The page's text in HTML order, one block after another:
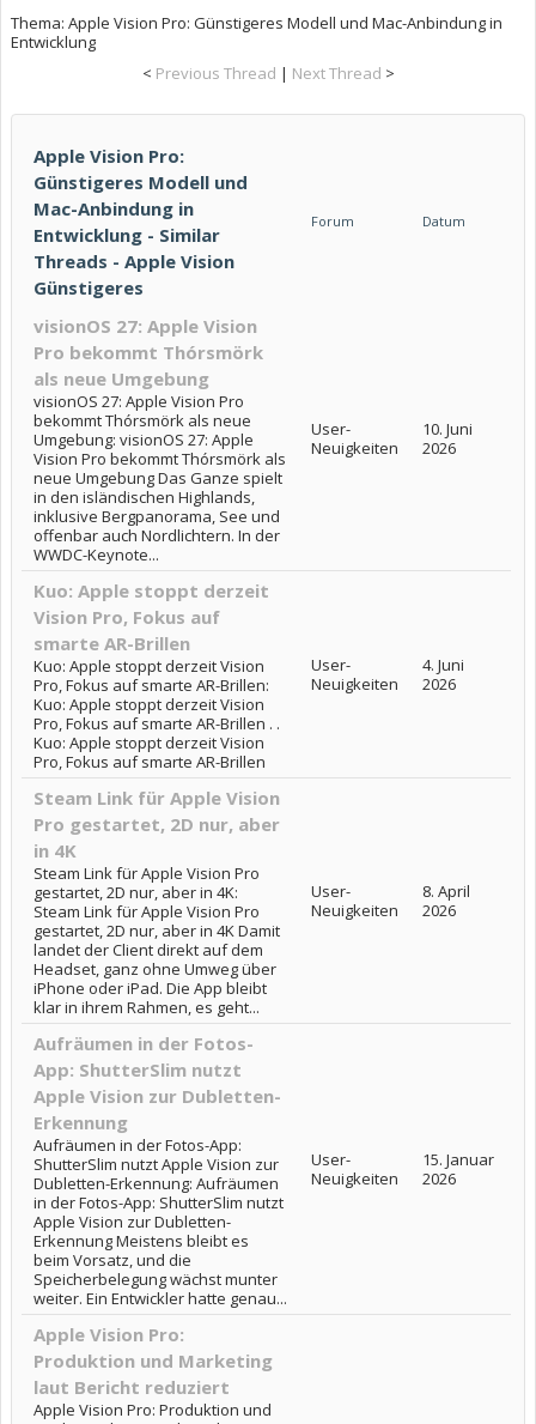
Thema: Apple Vision Pro: Günstigeres Modell und Mac-Anbindung in
Entwicklung
< Previous Thread | Next Thread >
Apple Vision Pro:
Günstigeres Modell und
Mac-Anbindung in
Entwicklung - Similar
Threads - Apple Vision
Günstigeres
Forum Datum
visionOS 27: Apple Vision
Pro bekommt Thórsmörk
als neue Umgebung
visionOS 27: Apple Vision Pro
bekommt Thórsmörk als neue
Umgebung: visionOS 27: Apple
Vision Pro bekommt Thórsmörk als
neue Umgebung Das Ganze spielt
in den isländischen Highlands,
inklusive Bergpanorama, See und
offenbar auch Nordlichtern. In der
WWDC-Keynote...
User-
Neuigkeiten
10. Juni
2026
Kuo: Apple stoppt derzeit
Vision Pro, Fokus auf
smarte AR-Brillen
Kuo: Apple stoppt derzeit Vision
Pro, Fokus auf smarte AR-Brillen:
Kuo: Apple stoppt derzeit Vision
Pro, Fokus auf smarte AR-Brillen . .
Kuo: Apple stoppt derzeit Vision
Pro, Fokus auf smarte AR-Brillen
User-
Neuigkeiten
4. Juni
2026
Steam Link für Apple Vision
Pro gestartet, 2D nur, aber
in 4K
Steam Link für Apple Vision Pro
gestartet, 2D nur, aber in 4K:
Steam Link für Apple Vision Pro
gestartet, 2D nur, aber in 4K Damit
landet der Client direkt auf dem
Headset, ganz ohne Umweg über
iPhone oder iPad. Die App bleibt
klar in ihrem Rahmen, es geht...
User-
Neuigkeiten
8. April
2026
Aufräumen in der Fotos-
App: ShutterSlim nutzt
Apple Vision zur Dubletten-
Erkennung
Aufräumen in der Fotos-App:
ShutterSlim nutzt Apple Vision zur
Dubletten-Erkennung: Aufräumen
in der Fotos-App: ShutterSlim nutzt
Apple Vision zur Dubletten-
Erkennung Meistens bleibt es
beim Vorsatz, und die
Speicherbelegung wächst munter
weiter. Ein Entwickler hatte genau...
User-
Neuigkeiten
15. Januar
2026
Apple Vision Pro:
Produktion und Marketing
laut Bericht reduziert
Apple Vision Pro: Produktion und